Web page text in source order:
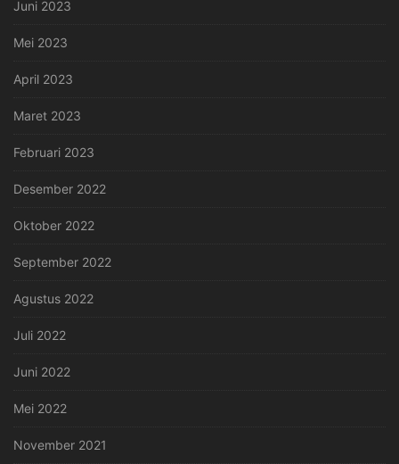
Juni 2023
Mei 2023
April 2023
Maret 2023
Februari 2023
Desember 2022
Oktober 2022
September 2022
Agustus 2022
Juli 2022
Juni 2022
Mei 2022
November 2021